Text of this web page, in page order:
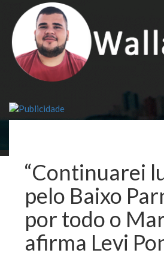
content
“Continuarei
pelo Baixo
por todo o
afirma Levi